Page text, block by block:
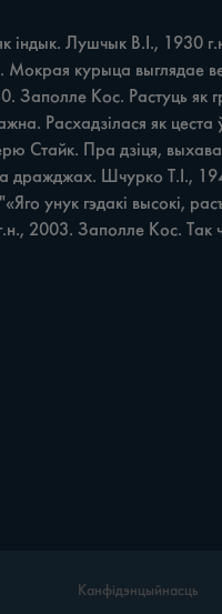
індык. Лушчык В.І., 1930
курыца выглядае
Кос. Растуць як
Расхадзілася як
Стайк. Пра дзіця,
дражджах. Шчурко Т.І.,
унук гэдакі высокі,
2003. Заполле Кос. Так
Канфідэнцыйнасць